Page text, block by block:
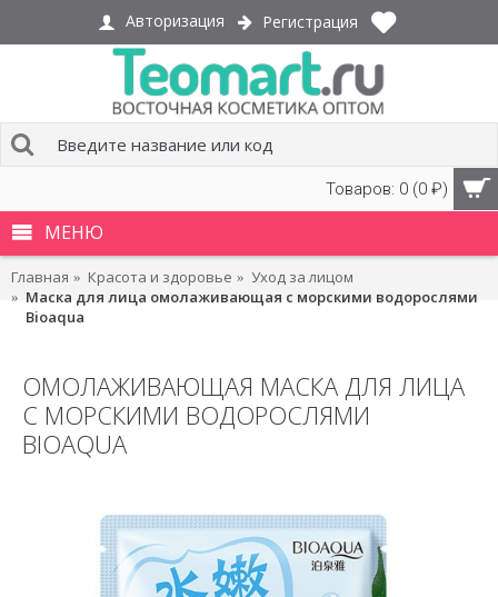
Авторизация Регистрация
Товаров: 0 (0 ₽)
МЕНЮ
Главная Красота и здоровье
Уход за лицом
Маска для лица омолаживающая с морскими водорослями
Bioaqua
ОМОЛАЖИВАЮЩАЯ МАСКА ДЛЯ ЛИЦА
С МОРСКИМИ ВОДОРОСЛЯМИ
BIOAQUA